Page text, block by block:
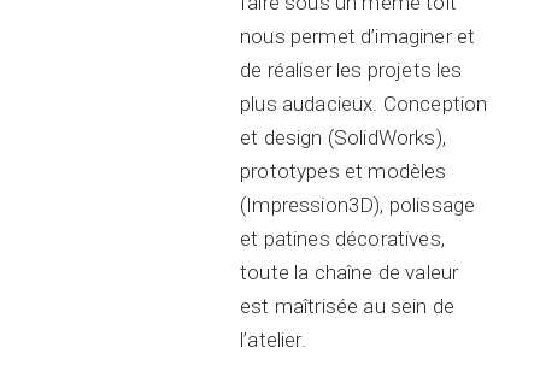
nous permet d’imaginer et
de réaliser les projets les
plus audacieux. Conception
et design (SolidWorks),
prototypes et modèles
(Impression3D), polissage
et patines décoratives,
toute la chaîne de valeur
est maîtrisée au sein de
l’atelier.